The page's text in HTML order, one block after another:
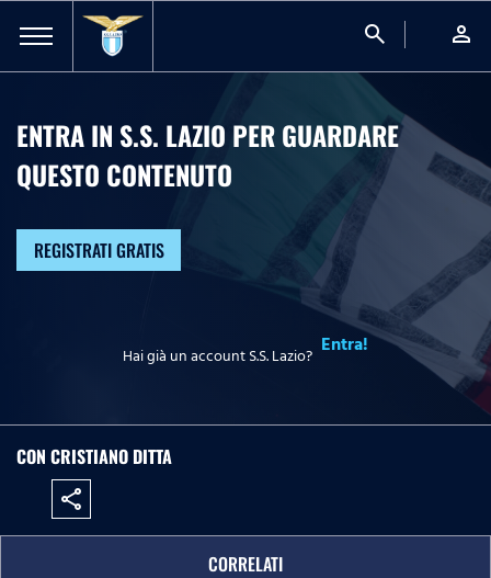
search person
ENTRA IN S.S. LAZIO PER GUARDARE
QUESTO CONTENUTO
REGISTRATI GRATIS
Hai già un account S.S. Lazio? Entra!
CON CRISTIANO DITTA
share
CORRELATI